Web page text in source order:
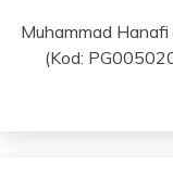
Muhammad
(Kod: